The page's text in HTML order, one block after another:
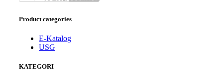
Product categories
E-Katalog
USG
KATEGORI